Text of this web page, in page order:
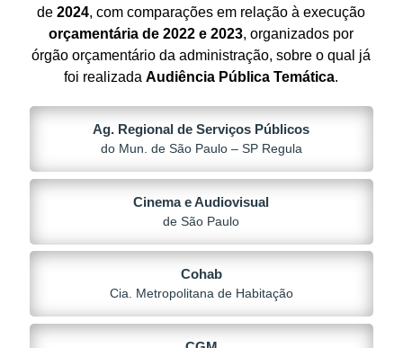
de2024, com comparações em relação à execução
orçamentária de 2022 e 2023, organizados por
órgão orçamentário da administração, sobre o qual já
foi realizadaAudiência Pública Temática.
Ag. Regional de Serviços Públicos
do Mun. de São Paulo – SP Regula
Cinema e Audiovisual
de São Paulo
Cohab
Cia. Metropolitana de Habitação